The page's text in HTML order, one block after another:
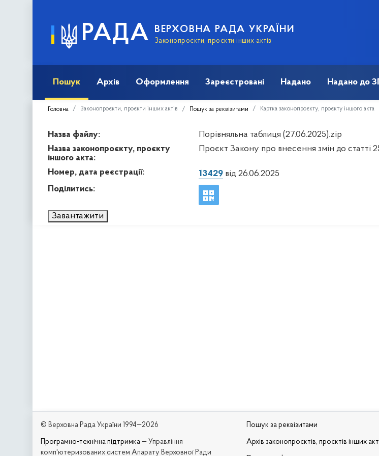
РАДА ВЕРХОВНА РАДА УКРАЇНИ
Законопроєкти, проєкти інших актів
Пошук Архів Оформлення Зареєстровані Надано Надано до
Головна Законопроєкти, проєкти інших актів Пошук за реквізитами Картка законопроєкту, проєкту іншого акта
Назва файлу:
Порівняльна таблиця (27.06.2025).zip
Назва законопроєкту, проєкту
іншого акта:
Проєкт Закону про внесення змін до статті
Номер, дата реєстрації: 13429від 26.06.2025
Поділитись:
Завантажити
© Верховна Рада України 1994—2026
Програмно-технічна підтримка — Управління
комп'ютеризованих систем Апарату Верховної Ради
Пошук за реквізитами
Архів законопроєктів, проєктів інших